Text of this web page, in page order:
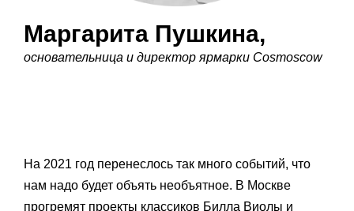
Маргарита Пушкина,
основательница и директор ярмарки Cosmoscow
На 2021 год перенеслось так много событий, что
нам надо будет объять необъятное. В Москве
прогремят проекты классиков Билла Виолы и